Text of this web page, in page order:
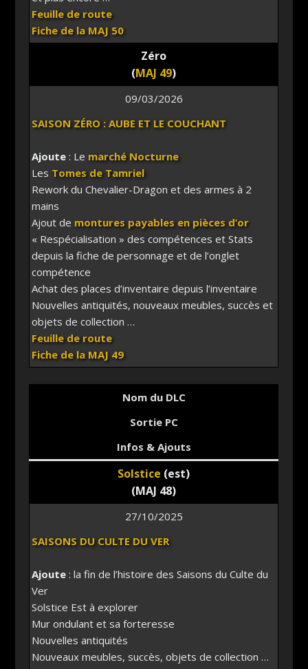
Feuille de route
Fiche de la MAJ 50
Zéro
(MAJ 49)
09/03/2026
SAISON ZÉRO : AUBE ET LE COUCHANT
Ajoute: Le marché Nocturne
Les Tomes de Tamriel
Rework du Chevalier-Dragon et des armes à 2
mains
Ajout de montures payables en pièces d’or
« Respécialisation » des compétences et Stats
depuis la fiche de personnage et de l’onglet
compétence
Achat des places d’inventaire depuis l’inventaire
Nouvelles antiquités, nouveaux meubles, succès et
objets de collection …
Feuille de route
Fiche de la MAJ 49
Nom du DLC
Sortie PC
Infos & Ajouts
Solstice (est)
(MAJ 48)
27/10/2025
SAISONS DU CULTE DU VER
Ajoute: la fin de l’histoire des Saisons du Culte du
Ver
Solstice Est à explorer
Mur ondulant et sa forteresse
Nouvelles antiquités
Nouveaux meubles, succès, objets de collection …